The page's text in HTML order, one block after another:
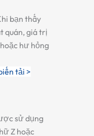
bạn thấy
quán, giá trị
hư hỏng
tải >
sử dụng
Z hoặc